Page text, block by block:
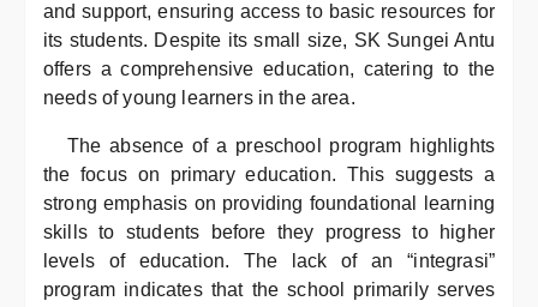
and support, ensuring access to basic resources for
its students. Despite its small size, SK Sungei Antu
offers a comprehensive education, catering to the
needs of young learners in the area.
The absence of a preschool program highlights
the focus on primary education. This suggests a
strong emphasis on providing foundational learning
skills to students before they progress to higher
levels of education. The lack of an “integrasi”
program indicates that the school primarily serves